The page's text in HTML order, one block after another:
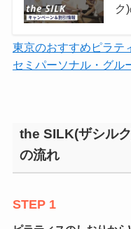
ク
東京のおすすめピラテ
セミパーソナル・グル
the SILK(ザシル
の流れ
STEP 1